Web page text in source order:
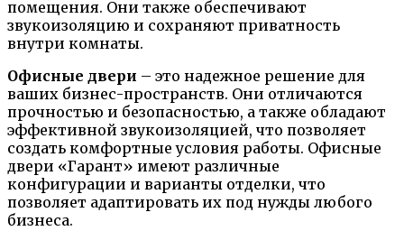
помещения. Они также обеспечивают
звукоизоляцию и сохраняют приватность
внутри комнаты.
Офисные двери – это надежное решение для
ваших бизнес-пространств. Они отличаются
прочностью и безопасностью, а также обладают
эффективной звукоизоляцией, что позволяет
создать комфортные условия работы. Офисные
двери «Гарант» имеют различные
конфигурации и варианты отделки, что
позволяет адаптировать их под нужды любого
бизнеса.